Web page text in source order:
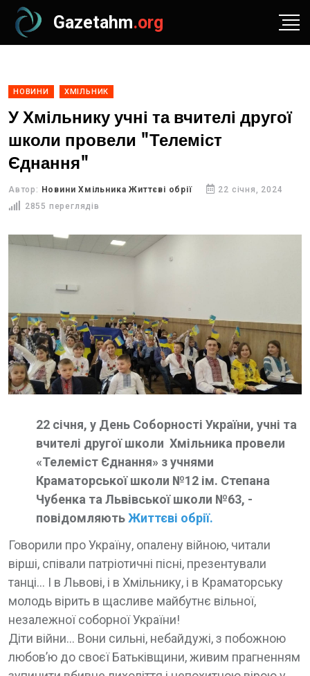
Gazetahm.org
НОВИНИ ХМІЛЬНИК
У Хмільнику учні та вчителі другої
школи провели "Телеміст
Єднання"
Автор: Новини Хмільника Життєві обрії
22 січня, 2024
2855 переглядів
22 січня, у День Соборності України, учні та
вчителі другої школи Хмільника провели
«Телеміст Єднання» з учнями
Краматорської школи №12 ім. Степана
Чубенка та Львівської школи №63, -
повідомляютьЖиттєві обрії.
Говорили про Україну, опалену війною, читали
вірші, співали патріотичні пісні, презентували
танці... І в Львові, і в Хмільнику, і в Краматорську
молодь вірить в щасливе майбутнє вільної,
незалежної соборної України!
Діти війни… Вони сильні, небайдужі, з побожною
любов’ю до своєї Батьківщини, живим прагненням